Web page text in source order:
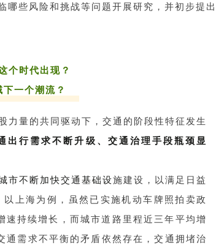
哪些风险和挑战等问题开展研究，并初步提出
个时代出现？
一个潮流？
量的共同驱动下，交通的阶段性特征发生
出行需求不断升级、交通治理手段瓶颈显
市不断加快交通基础设施建设，以满足日益
上海为例，虽然已实施机动车牌照拍卖政
持续增长，而城市道路里程近三年平均增
需求不平衡的矛盾依然存在，交通拥堵治